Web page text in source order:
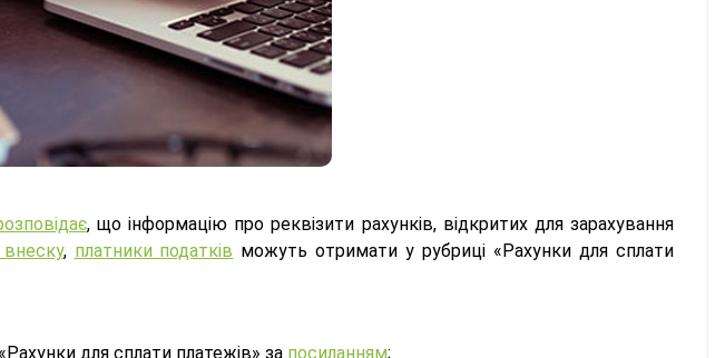
, що інформацію про реквізити рахунків, відкритих для зарахування
, платники податків можуть отримати у рубриці «Рахунки для сплати
для сплати платежів» за посиланням;